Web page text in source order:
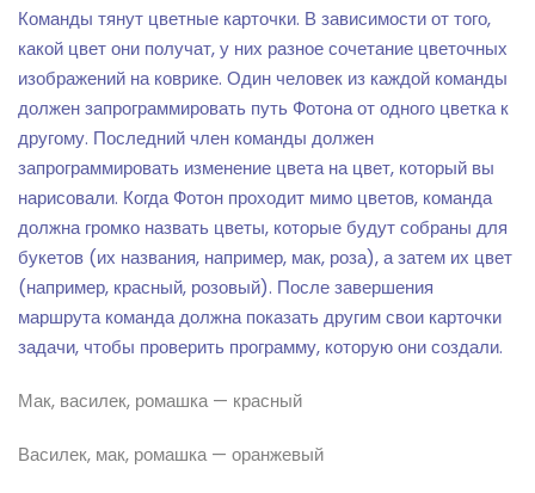
Команды тянут цветные карточки. В зависимости от того,
какой цвет они получат, у них разное сочетание цветочных
изображений на коврике. Один человек из каждой команды
должен запрограммировать путь Фотона от одного цветка к
другому. Последний член команды должен
запрограммировать изменение цвета на цвет, который вы
нарисовали. Когда Фотон проходит мимо цветов, команда
должна громко назвать цветы, которые будут собраны для
букетов (их названия, например, мак, роза), а затем их цвет
(например, красный, розовый). После завершения
маршрута команда должна показать другим свои карточки
задачи, чтобы проверить программу, которую они создали.
Мак, василек, ромашка — красный
Василек, мак, ромашка — оранжевый